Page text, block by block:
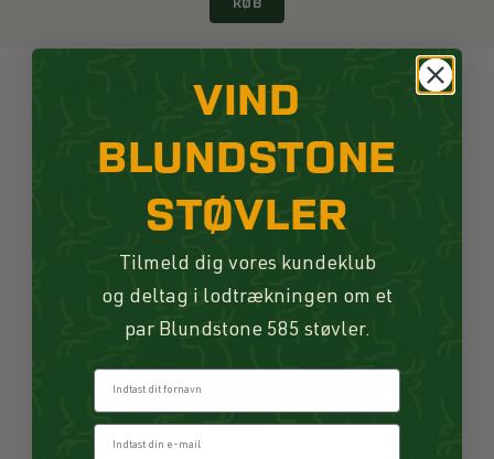
ANDRE ALTERNATIVER
-50%
VIND
BLUNDSTONE
STØVLER
Tilmeld dig vores kundeklub
og deltag i lodtrækningen om et
par Blundstone 585 støvler.
Fornavn